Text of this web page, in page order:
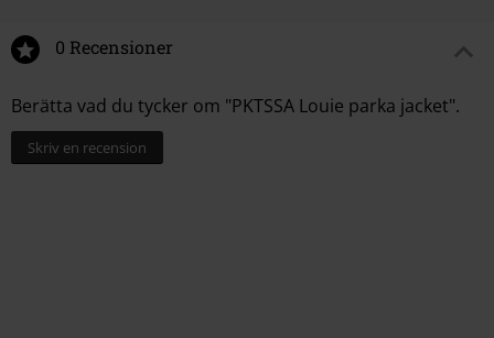
0 Recensioner
Berätta vad du tycker om "PKTSSA Louie parka jacket".
Skriv en recension